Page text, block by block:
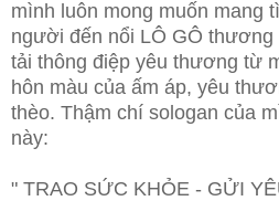
mình luôn mong muốn mang
người đến nổi LÔ GÔ thương
tải thông điệp yêu thương từ
hôn màu của ấm áp, yêu
thèo. Thậm chí sologan của
này:
" TRAO SỨC KHỎE - GỬI